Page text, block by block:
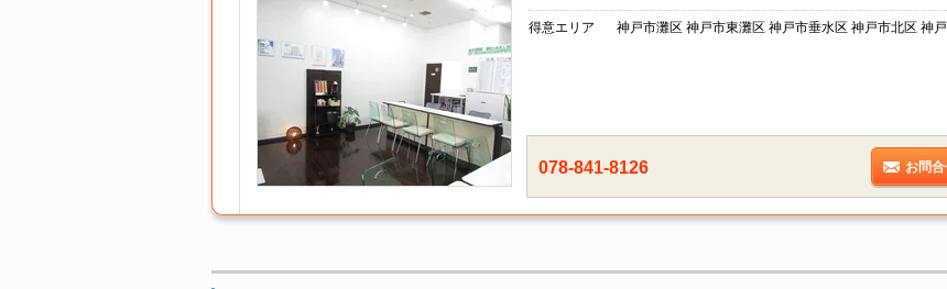
得意エリア 神戸市灘区 神戸市東灘区 神戸市垂水区 神戸市北区 神
078-841-8126 お問合